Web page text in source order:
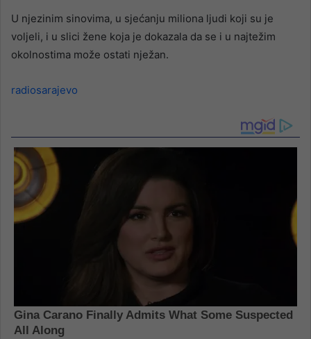
U njezinim sinovima, u sjećanju miliona ljudi koji su je
voljeli, i u slici žene koja je dokazala da se i u najtežim
okolnostima može ostati nježan.
radiosarajevo